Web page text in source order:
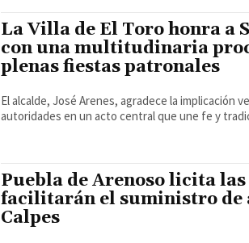
La Villa de El Toro honra a
con una multitudinaria
plenas fiestas patronales
El alcalde, José Arenes, agradece la implicación
Puebla de Arenoso licita
facilitarán el suministro de
Calpes